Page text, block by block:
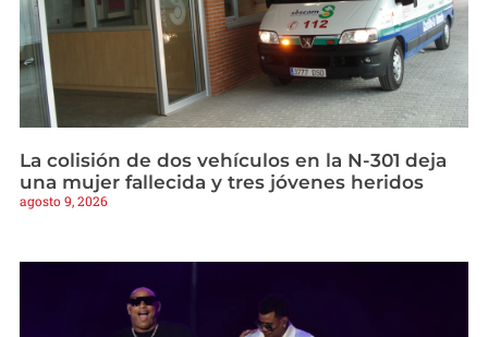
La colisión de dos vehículos en la N-301 deja
una mujer fallecida y tres jóvenes heridos
agosto 9, 2026